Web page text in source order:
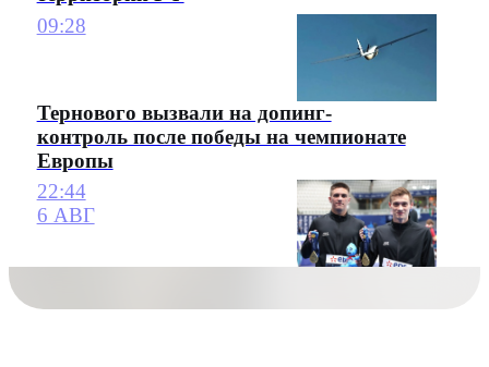
09:28
Тернового вызвали на допинг-
контроль после победы на чемпионате
Европы
22:44
6 АВГ